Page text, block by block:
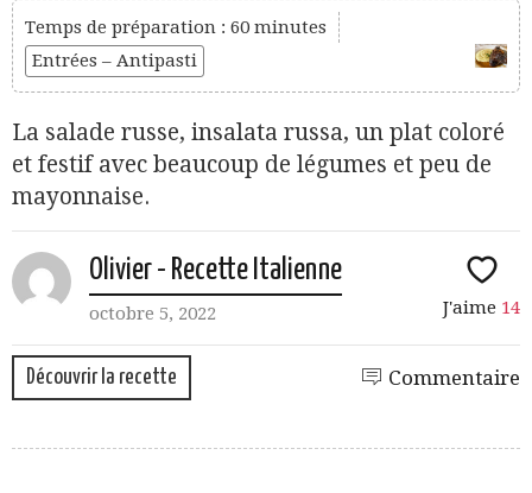
Temps de préparation : 60 minutes
Entrées – Antipasti
La salade russe, insalata russa, un plat coloré
et festif avec beaucoup de légumes et peu de
mayonnaise.
Olivier - Recette Italienne
octobre 5, 2022 J'aime 14
Découvrir la recette Commentaire